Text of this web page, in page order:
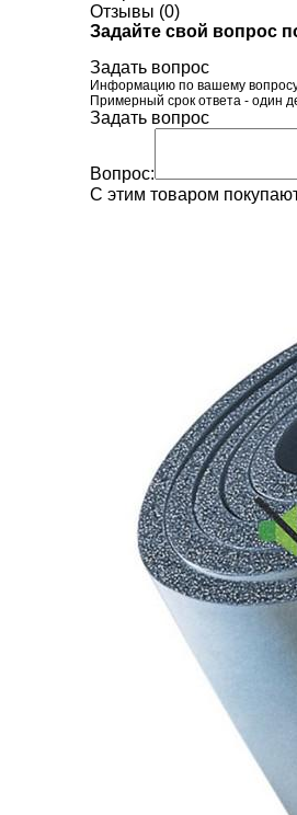
Отзывы (0)
Задайте свой вопрос
Задать вопрос
Информацию по вашему
Примерный срок ответа - один
Задать вопрос
Вопрос:
C этим товаром